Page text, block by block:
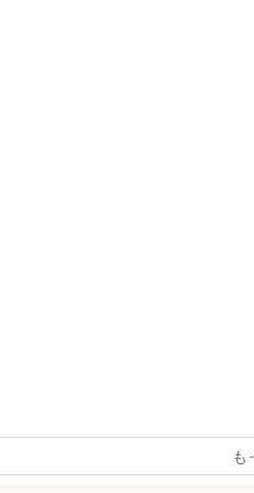
も